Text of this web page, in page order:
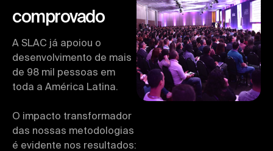
comprovado
A SLAC já apoiou o
desenvolvimento de mais
de 98 mil pessoas em
toda a América Latina.
O impacto transformador
das nossas metodologias
é evidente nos resultados: